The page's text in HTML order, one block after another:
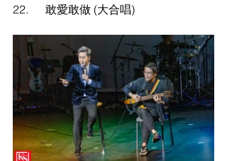
22.
敢愛敢做 (大合唱)